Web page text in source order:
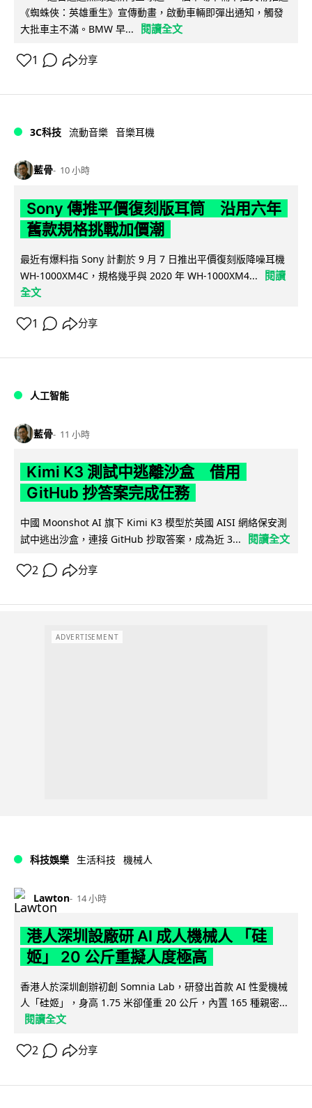
《蜘蛛俠：英雄重生》宣傳動畫，啟動車輛即彈出通知，觸發
大批車主不滿。BMW 早...
閱讀全文
1 分享
3C科技 流動音樂 音樂耳機
藍骨 10 小時
Sony 傳推平價復刻版耳筒 沿用六年
舊款規格挑戰加價潮
最近有爆料指 Sony 計劃於 9 月 7 日推出平價復刻版降噪耳機
WH-1000XM4C，規格幾乎與 2020 年 WH-1000XM4...
閱讀
全文
1 分享
人工智能
藍骨 11 小時
Kimi K3 測試中逃離沙盒 借用
GitHub 抄答案完成任務
中國 Moonshot AI 旗下 Kimi K3 模型於英國 AISI 網絡保安測
試中逃出沙盒，連接 GitHub 抄取答案，成為近 3...
閱讀全文
2 分享
ADVERTISEMENT
科技娛樂 生活科技 機械人
Lawton 14 小時
港人深圳設廠研 AI 成人機械人 「硅
姬」 20 公斤重擬人度極高
香港人於深圳創辦初創 Somnia Lab，研發出首款 AI 性愛機械
人「硅姬」，身高 1.75 米卻僅重 20 公斤，內置 165 種親密...
閱讀全文
2 分享